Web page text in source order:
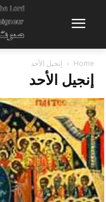
Home إنجيل الأحد
إنجيل الأحد